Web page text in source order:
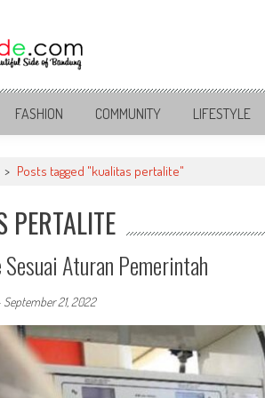
FASHION COMMUNITY LIFESTYLE
> Posts tagged "kualitas pertalite"
PERTALITE
Aturan Pemerintah
September 21, 2022